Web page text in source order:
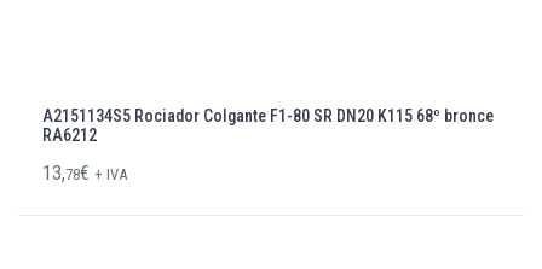
A2151134S5 Rociador Colgante F1-80 SR DN20 K115 68º bronce
RA6212
13,78€ + IVA